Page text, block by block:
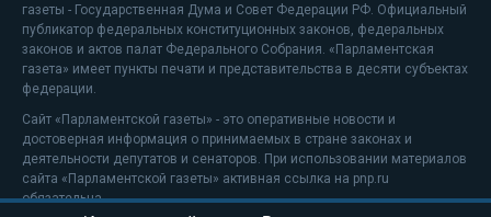
газеты - Государственная Дума и Совет Федерации РФ. Официальный
публикатор федеральных конституционных законов, федеральных
законов и актов палат Федерального Собрания. «Парламентская
газета» имеет пункты печати и представительства в десяти субъектах
федерации.
Сайт «Парламентской газеты» - это оперативные новости и
достоверная информация о принимаемых в стране законах и
деятельности депутатов и сенаторов. При использовании материалов
сайта «Парламентской газеты» активная ссылка на pnp.ru
обязательна.